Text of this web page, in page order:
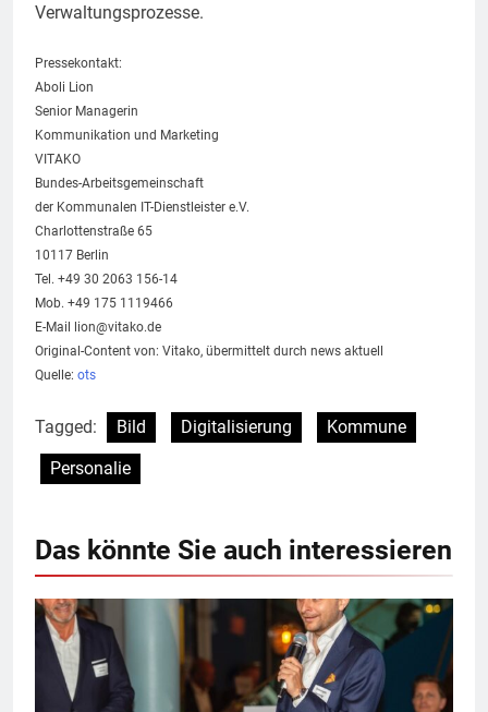
Verwaltungsprozesse.
Pressekontakt:
Aboli Lion
Senior Managerin
Kommunikation und Marketing
VITAKO
Bundes-Arbeitsgemeinschaft
der Kommunalen IT-Dienstleister e.V.
Charlottenstraße 65
10117 Berlin
Tel. +49 30 2063 156-14
Mob. +49 175 1119466
E-Mail lion@vitako.de
Original-Content von: Vitako, übermittelt durch news aktuell
Quelle: ots
Tagged: Bild Digitalisierung
Kommune
Personalie
Das könnte Sie auch interessieren